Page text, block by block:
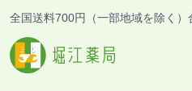
全国送料700円（一部地域を除く）